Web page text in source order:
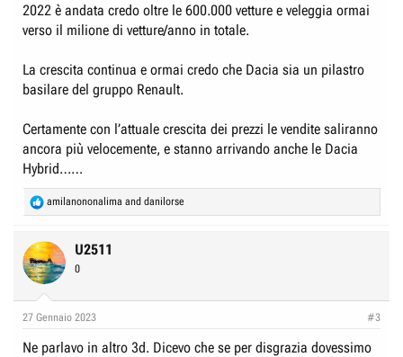
2022 è andata credo oltre le 600.000 vetture e veleggia ormai
verso il milione di vetture/anno in totale.
La crescita continua e ormai credo che Dacia sia un pilastro
basilare del gruppo Renault.
Certamente con l’attuale crescita dei prezzi le vendite saliranno
ancora più velocemente, e stanno arrivando anche le Dacia
Hybrid……
R
e
c
t
i
s
amilanononalima and danilorse
U2511
0
27 Gennaio 2023 #3
Ne parlavo in altro 3d. Dicevo che se per disgrazia dovessimo